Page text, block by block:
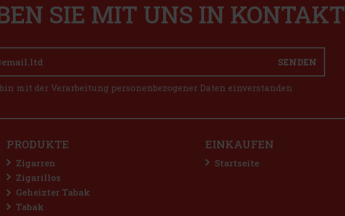
SIE MIT UNS IN KONTAKT
SENDEN
mit der Verarbeitung personenbezogener Daten einverstanden
PRODUKTE
Zigarren
Zigarillos
Geheizter Tabak
Tabak
EINKAUFEN
Startseite